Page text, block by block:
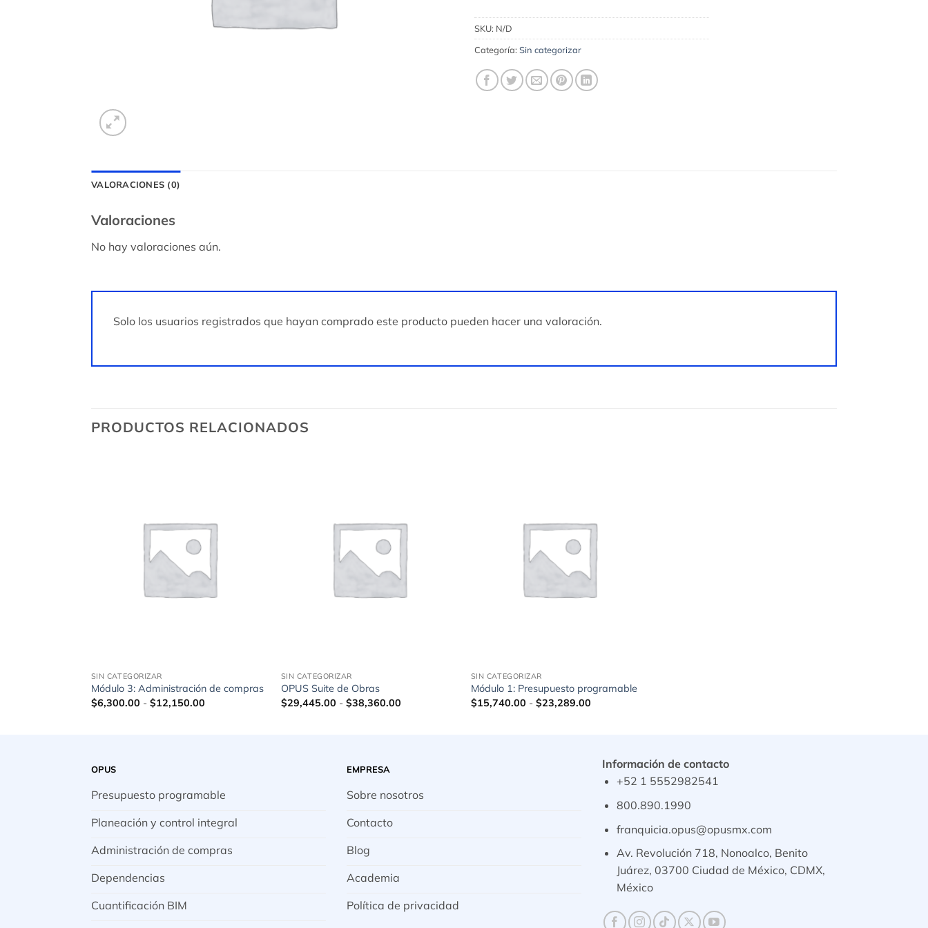
SKU: N/D
Categoría: Sin categorizar
VALORACIONES (0)
Valoraciones
No hay valoraciones aún.
Solo los usuarios registrados que hayan comprado este producto pueden hacer una valoración.
PRODUCTOS RELACIONADOS
SIN CATEGORIZAR
Módulo 3: Administración de compras
$6,300.00 - $12,150.00Rango
SIN CATEGORIZAR
OPUS Suite de Obras
$29,445.00 - $38,360.00Rango
SIN CATEGORIZAR
Módulo 1: Presupuesto programable
$15,740.00 - $23,289.00Rango
$23,289.00
OPUS
Presupuesto programable
Planeación y control integral
Administración de compras
Dependencias
Cuantificación BIM
EMPRESA
Sobre nosotros
Contacto
Blog
Academia
Política de privacidad
Información de contacto
+52 1 5552982541
800.890.1990
franquicia.opus@opusmx.com
Av. Revolución 718, Nonoalco, Benito
Juárez, 03700 Ciudad de México, CDMX,
México